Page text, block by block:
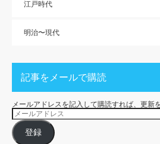
江戸時代
明治〜現代
記事をメールで購読
メールアドレスを記入して購読すれば、更新
メ
ー
ル
ア
ド
登録